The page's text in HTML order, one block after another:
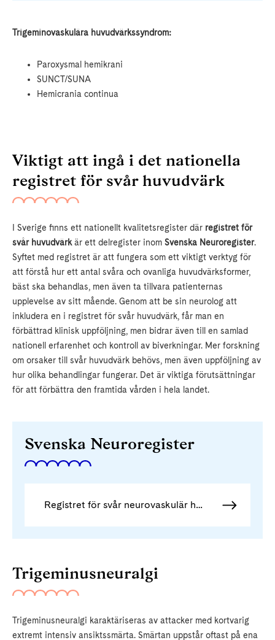
Trigeminovaskulära huvudvärkssyndrom:
Paroxysmal hemikrani
SUNCT/SUNA
Hemicrania continua
Viktigt att ingå i det nationella
registret för svår huvudvärk
I Sverige finns ett nationellt kvalitetsregister där registret för
svår huvudvärk är ett delregister inom Svenska Neuroregister.
Syftet med registret är att fungera som ett viktigt verktyg för
att förstå hur ett antal svåra och ovanliga huvudvärksformer,
bäst ska behandlas, men även ta tillvara patienternas
upplevelse av sitt mående. Genom att be sin neurolog att
inkludera en i registret för svår huvudvärk, får man en
förbättrad klinisk uppföljning, men bidrar även till en samlad
nationell erfarenhet och kontroll av biverkningar. Mer forskning
om orsaker till svår huvudvärk behövs, men även uppföljning av
hur olika behandlingar fungerar. Det är viktiga förutsättningar
för att förbättra den framtida vården i hela landet.
Svenska Neuroregister
Registret för svår neurovaskulär huvudvärk
Trigeminusneuralgi
Trigeminusneuralgi karaktäriseras av attacker med kortvarig
extremt intensiv ansiktssmärta. Smärtan uppstår oftast på ena